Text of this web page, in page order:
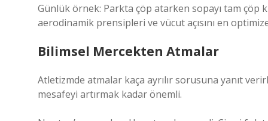
Günlük örnek: Parkta çöp atarken sopayı tam
aerodinamik prensipleri ve vücut açısını en
Bilimsel Mercekten Atmalar
Atletizmde atmalar kaça ayrılır sorusuna yanıt
mesafeyi artırmak kadar önemli.